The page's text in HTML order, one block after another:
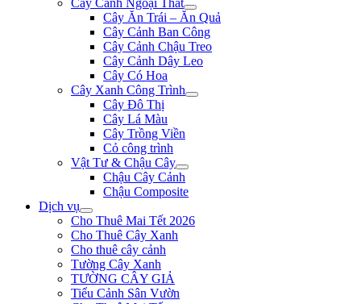
Cây Cảnh Ngoại Thất
Cây Ăn Trái – Ăn Quả
Cây Cảnh Ban Công
Cây Cảnh Chậu Treo
Cây Cảnh Dây Leo
Cây Có Hoa
Cây Xanh Công Trình
Cây Đô Thị
Cây Lá Màu
Cây Trồng Viền
Cỏ công trình
Vật Tư & Chậu Cây
Chậu Cây Cảnh
Chậu Composite
Dịch vụ
Cho Thuê Mai Tết 2026
Cho Thuê Cây Xanh
Cho thuê cây cảnh
Tường Cây Xanh
TƯỜNG CÂY GIẢ
Tiểu Cảnh Sân Vườn